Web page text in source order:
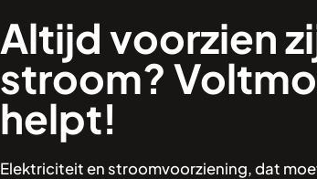
Altijd voorzien
stroom?
helpt!
Elektriciteit en stroomvoorziening, dat